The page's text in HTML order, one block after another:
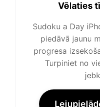
Vēlaties
Sudoku a Day
piedāvā jaunu
progresa
Turpiniet no